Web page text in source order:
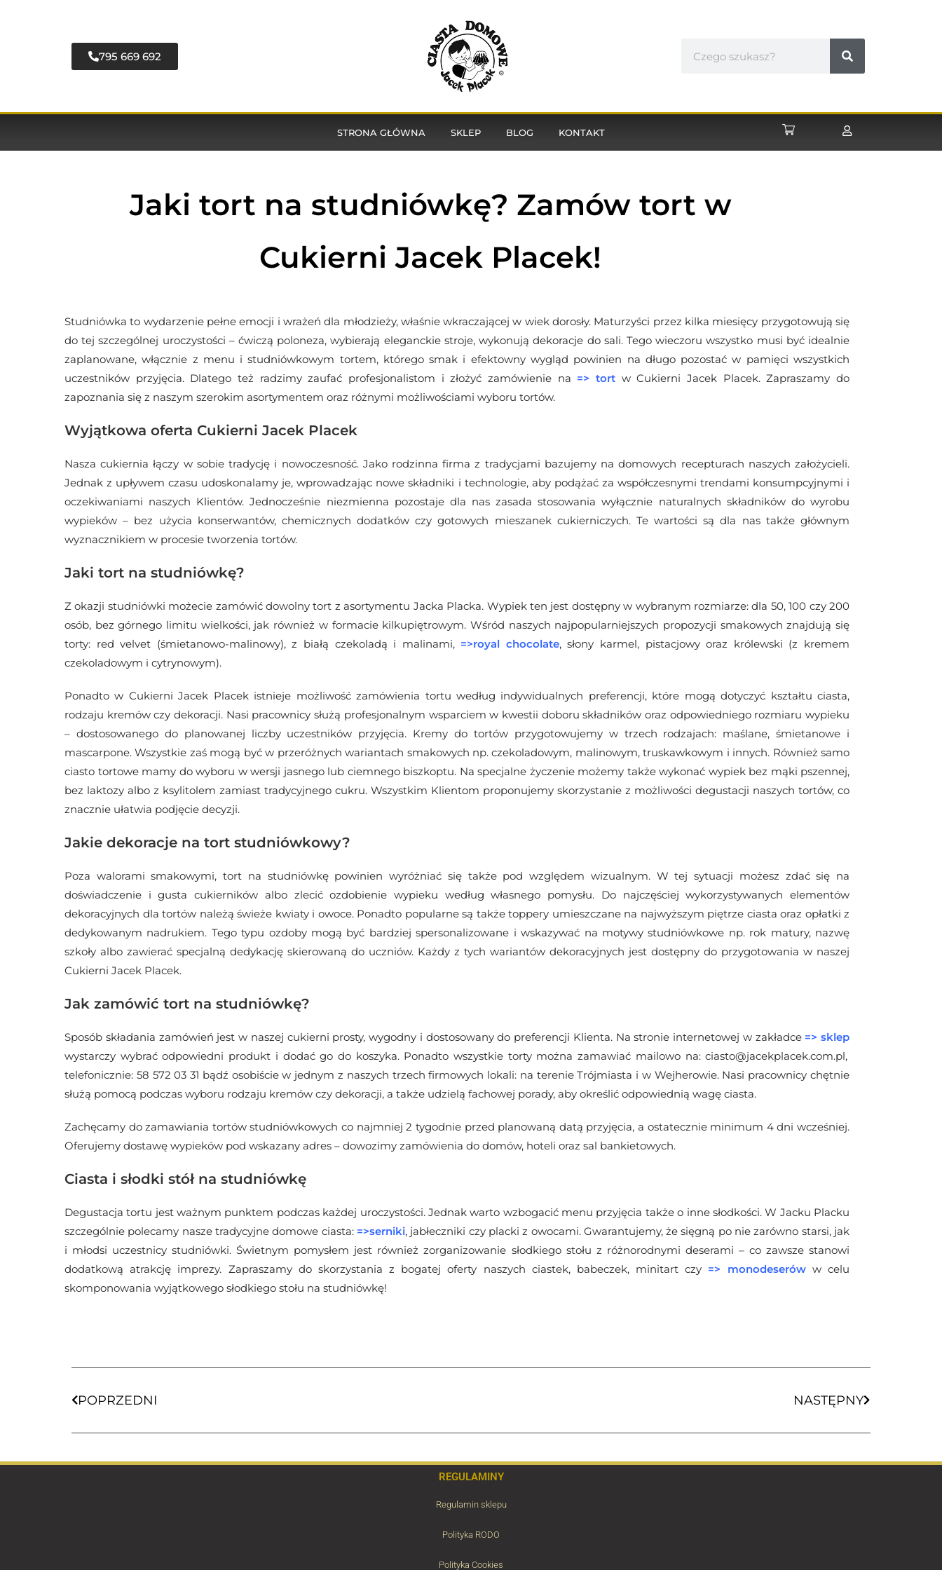
795 669 692
STRONA GŁÓWNA SKLEP BLOG KONTAKT
Jaki tort na studniówkę? Zamów tort w
Cukierni Jacek Placek!
Studniówka to wydarzenie pełne emocji i wrażeń dla młodzieży, właśnie wkraczającej w wiek dorosły. Maturzyści przez kilka miesięcy przygotowują się
do tej szczególnej uroczystości – ćwiczą poloneza, wybierają eleganckie stroje, wykonują dekoracje do sali. Tego wieczoru wszystko musi być idealnie
zaplanowane, włącznie z menu i studniówkowym tortem, którego smak i efektowny wygląd powinien na długo pozostać w pamięci wszystkich
uczestników przyjęcia.Dlatego też radzimy zaufać profesjonalistom i złożyć zamówienie na =>tort w Cukierni Jacek Placek. Zapraszamy do
zapoznania się z naszym szerokim asortymentem oraz różnymi możliwościami wyboru tortów.
Wyjątkowa oferta Cukierni Jacek Placek
Nasza cukiernia łączy w sobie tradycję i nowoczesność. Jako rodzinna firma z tradycjami bazujemy na domowych recepturach naszych założycieli.
Jednak z upływem czasu udoskonalamy je, wprowadzając nowe składniki i technologie, aby podążać za współczesnymi trendami konsumpcyjnymi i
oczekiwaniami naszych Klientów. Jednocześnie niezmienna pozostaje dla nas zasada stosowania wyłącznie naturalnych składników do wyrobu
wypieków – bez użycia konserwantów, chemicznych dodatków czy gotowych mieszanek cukierniczych. Te wartości są dla nas także głównym
wyznacznikiem w procesie tworzenia tortów.
Jaki tort na studniówkę?
Z okazji studniówki możecie zamówić dowolny tort z asortymentu Jacka Placka. Wypiek ten jest dostępny w wybranym rozmiarze: dla 50, 100 czy 200
osób, bez górnego limitu wielkości, jak również w formacie kilkupiętrowym. Wśród naszych najpopularniejszych propozycji smakowych znajdują się
torty: red velvet (śmietanowo-malinowy), z białą czekoladą i malinami, =>royal chocolate, słony karmel, pistacjowy oraz królewski (z kremem
czekoladowym i cytrynowym).
Ponadto w Cukierni Jacek Placek istnieje możliwość zamówienia tortu według indywidualnych preferencji, które mogą dotyczyć kształtu ciasta,
rodzaju kremów czy dekoracji. Nasi pracownicy służą profesjonalnym wsparciem w kwestii doboru składników oraz odpowiedniego rozmiaru wypieku
– dostosowanego do planowanej liczby uczestników przyjęcia. Kremy do tortów przygotowujemy w trzech rodzajach: maślane, śmietanowe i
mascarpone. Wszystkie zaś mogą być w przeróżnych wariantach smakowych np. czekoladowym, malinowym, truskawkowym i innych. Również samo
ciasto tortowe mamy do wyboru w wersji jasnego lub ciemnego biszkoptu. Na specjalne życzenie możemy także wykonać wypiek bez mąki pszennej,
bez laktozy albo z ksylitolem zamiast tradycyjnego cukru. Wszystkim Klientom proponujemy skorzystanie z możliwości degustacji naszych tortów, co
znacznie ułatwia podjęcie decyzji.
Jakie dekoracje na tort studniówkowy?
Poza walorami smakowymi, tort na studniówkę powinien wyróżniać się także pod względem wizualnym. W tej sytuacji możesz zdać się na
doświadczenie i gusta cukierników albo zlecić ozdobienie wypieku według własnego pomysłu. Do najczęściej wykorzystywanych elementów
dekoracyjnych dla tortów należą świeże kwiaty i owoce. Ponadto popularne są także toppery umieszczane na najwyższym piętrze ciasta oraz opłatki z
dedykowanym nadrukiem. Tego typu ozdoby mogą być bardziej spersonalizowane i wskazywać na motywy studniówkowe np. rok matury, nazwę
szkoły albo zawierać specjalną dedykację skierowaną do uczniów. Każdy z tych wariantów dekoracyjnych jest dostępny do przygotowania w naszej
Cukierni Jacek Placek.
Jak zamówić tort na studniówkę?
Sposób składania zamówień jest w naszej cukierni prosty, wygodny i dostosowany do preferencji Klienta. Na stronie internetowej w zakładce=> sklep
wystarczy wybrać odpowiedni produkt i dodać go do koszyka. Ponadto wszystkie torty można zamawiać mailowo na: ciasto@jacekplacek.com.pl,
telefonicznie: 58 572 03 31 bądź osobiście w jednym z naszych trzech firmowych lokali: na terenie Trójmiasta i w Wejherowie. Nasi pracownicy chętnie
służą pomocą podczas wyboru rodzaju kremów czy dekoracji, a także udzielą fachowej porady, aby określić odpowiednią wagę ciasta.
Zachęcamy do zamawiania tortów studniówkowych co najmniej 2 tygodnie przed planowaną datą przyjęcia, a ostatecznie minimum 4 dni wcześniej.
Oferujemy dostawę wypieków pod wskazany adres – dowozimy zamówienia do domów, hoteli oraz sal bankietowych.
Ciasta i słodki stół na studniówkę
Degustacja tortu jest ważnym punktem podczas każdej uroczystości. Jednak warto wzbogacić menu przyjęcia także o inne słodkości. W Jacku Placku
szczególnie polecamy nasze tradycyjne domowe ciasta:=>serniki, jabłeczniki czy placki z owocami. Gwarantujemy, że sięgną po nie zarówno starsi, jak
i młodsi uczestnicy studniówki. Świetnym pomysłem jest również zorganizowanie słodkiego stołu z różnorodnymi deserami – co zawsze stanowi
dodatkową atrakcję imprezy. Zapraszamy do skorzystania z bogatej oferty naszych ciastek, babeczek, minitart czy => monodeserów w celu
skomponowania wyjątkowego słodkiego stołu na studniówkę!
POPRZEDNI NASTĘPNY
REGULAMINY
Regulamin sklepu
Polityka RODO
Polityka Cookies